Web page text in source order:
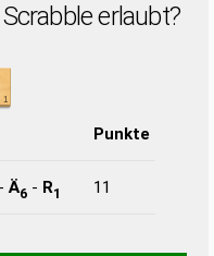
erlaubt?
Punkte
- Ä6 - R1 11